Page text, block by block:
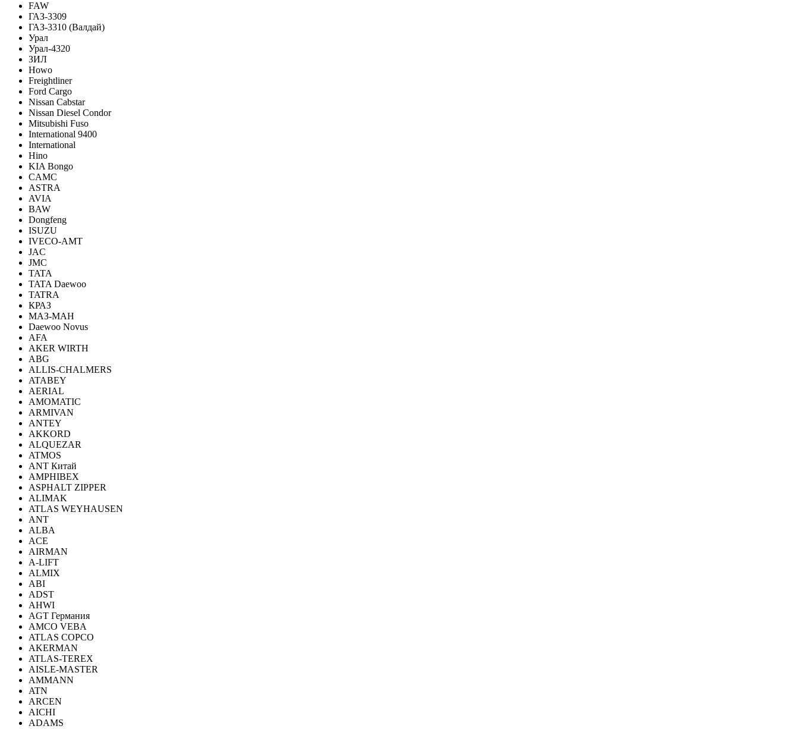
FAW
ГАЗ-3309
ГАЗ-3310 (Валдай)
Урал
Урал-4320
ЗИЛ
Howo
Freightliner
Ford Cargo
Nissan Cabstar
Nissan Diesel Condor
Mitsubishi Fuso
International 9400
International
Hino
KIA Bongo
CAMC
ASTRA
AVIA
BAW
Dongfeng
ISUZU
IVECO-AMT
JAC
JMC
TATA
TATA Daewoo
TATRA
КРАЗ
МАЗ-МАН
Daewoo Novus
AFA
AKER WIRTH
ABG
ALLIS-CHALMERS
ATABEY
AERIAL
AMOMATIC
ARMIVAN
ANTEY
AKKORD
ALQUEZAR
ATMOS
ANT Китай
AMPHIBEX
ASPHALT ZIPPER
ALIMAK
ATLAS WEYHAUSEN
ANT
ALBA
ACE
AIRMAN
A-LIFT
ALMIX
ABI
ADST
AHWI
AGT Германия
AMCO VEBA
ATLAS COPCO
AKERMAN
ATLAS-TEREX
AISLE-MASTER
AMMANN
ATN
ARCEN
AICHI
ADAMS